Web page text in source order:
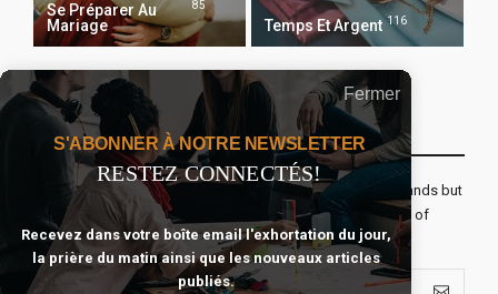
Se Préparer Au
Mariage
85
Temps Et Argent 116
Recevoir Notre Newsletter Chaque Matin
The real voyage of discovery consists not in seeking new lands but
seeing with new eyes. All journeys have secret destinations of
which the traveler is unaware.
Fermer
S'ABONNER À NOTRE NEWSLETTER
RESTEZ CONNECTÉS!
Recevez dans votre boîte email l'exhortation du jour,
la prière du matin ainsi que les nouveaux articles
publiés.